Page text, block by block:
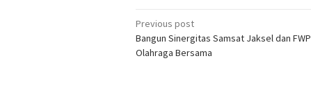
Post
navigation
Previous post
Bangun Sinergitas Samsat Jaksel dan FWP
Olahraga Bersama